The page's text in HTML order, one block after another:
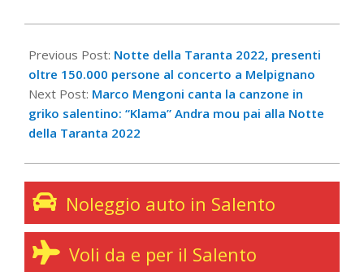
08-
29
Previous Post: Notte della Taranta 2022, presenti
oltre 150.000 persone al concerto a Melpignano
Next Post: Marco Mengoni canta la canzone in
griko salentino: “Klama” Andra mou pai alla Notte
della Taranta 2022
Noleggio auto in Salento
Voli da e per il Salento